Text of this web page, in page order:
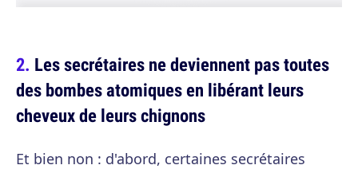
Les secrétaires ne deviennent pas toutes
des bombes atomiques en libérant leurs
cheveux de leurs chignons
Et bien non : d'abord, certaines secrétaires